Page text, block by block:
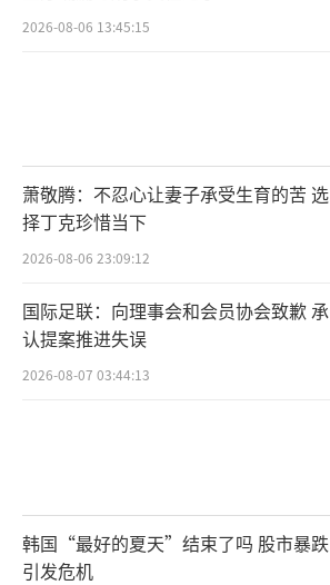
2026-08-06 13:45:15
萧敬腾：不忍心让妻子承受生育的苦 选
择丁克珍惜当下
2026-08-06 23:09:12
国际足联：向理事会和会员协会致歉 承
认提案推进失误
2026-08-07 03:44:13
韩国“最好的夏天”结束了吗 股市暴跌
引发危机